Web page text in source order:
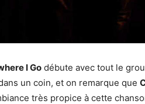
I Go débute avec tout le
un coin, et on remarque que
très propice à cette